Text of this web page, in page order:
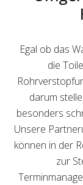
Egal ob das
die
darum
besonders
Unsere
können in der
zur